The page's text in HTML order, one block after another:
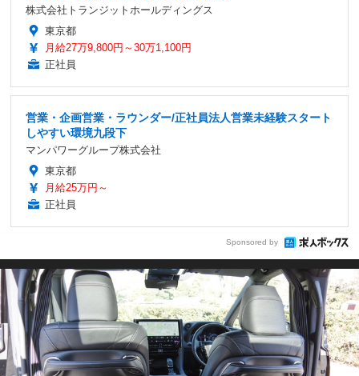
株式会社トランジットホールディングス
東京都
月給27万9,800円～30万1,100円
正社員
営業・企画営業・ラウンダー/正社員法人営業未経験スタート
しやすい環境九段下
マンパワーグループ株式会社
東京都
月給25万円～
正社員
Sponsored by